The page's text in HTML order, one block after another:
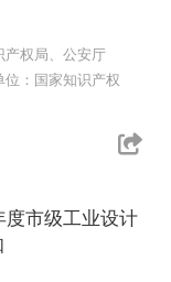
权局、公安厅
位：国家知识产权
市级工业设计